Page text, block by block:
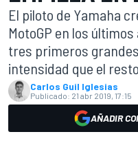
El piloto de Yamaha
MotoGP en los
tres primeros
intensidad que el
Carlos Guil Iglesias
Publicado: 21 abr 2019, 17:15
AÑADIR